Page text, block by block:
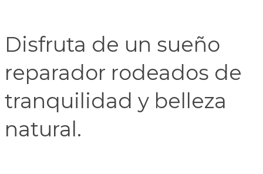
Disfruta de un sueño
reparador rodeados de
tranquilidad y belleza
natural.